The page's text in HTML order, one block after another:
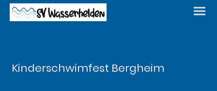
Kinderschwimfest Bergheim